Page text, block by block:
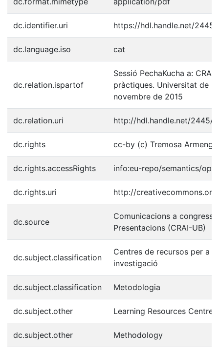
dc.identifier.uri https://hdl.handle.net/
dc.language.iso cat
dc.relation.ispartof
Sessió PechaKucha a:
pràctiques. Universitat de
novembre de 2015
dc.relation.uri http://hdl.handle.net/2445/
dc.rights cc-by (c) Tremosa
dc.rights.accessRights info:eu-repo/semantics/
dc.rights.uri http://
dc.source
Comunicacions a
Presentacions (CRAI-UB)
dc.subject.classification
Centres de recursos per a
investigació
dc.subject.classification Metodologia
dc.subject.other Learning Resources Centres
dc.subject.other Methodology